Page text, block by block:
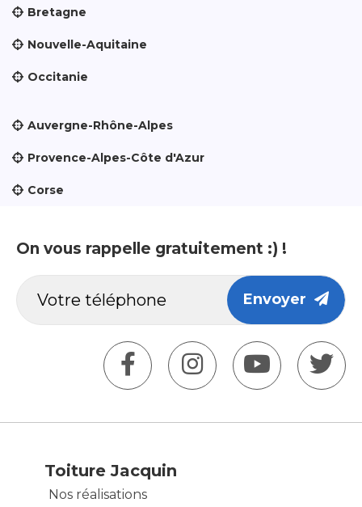
Bretagne
Nouvelle-Aquitaine
Occitanie
Auvergne-Rhône-Alpes
Provence-Alpes-Côte d'Azur
Corse
On vous rappelle gratuitement :) !
Envoyer
Toiture Jacquin
Nos réalisations